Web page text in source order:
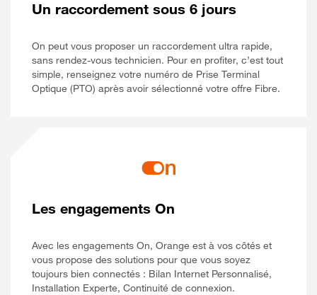
Un raccordement sous 6 jours
On peut vous proposer un raccordement ultra rapide,
sans rendez-vous technicien. Pour en profiter, c’est tout
simple, renseignez votre numéro de Prise Terminal
Optique (PTO) après avoir sélectionné votre offre Fibre.
Les engagements On
Avec les engagements On, Orange est à vos côtés et
vous propose des solutions pour que vous soyez
toujours bien connectés : Bilan Internet Personnalisé,
Installation Experte, Continuité de connexion.